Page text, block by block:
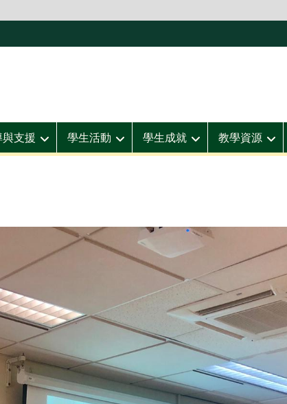
支援 學生活動 學生成就 教學資源